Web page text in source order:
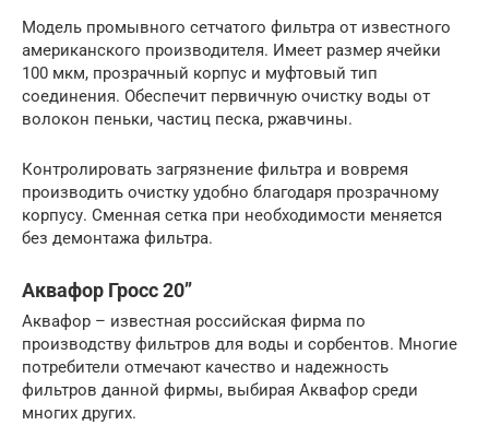
Модель промывного сетчатого фильтра от известного
американского производителя. Имеет размер ячейки
100 мкм, прозрачный корпус и муфтовый тип
соединения. Обеспечит первичную очистку воды от
волокон пеньки, частиц песка, ржавчины.
Контролировать загрязнение фильтра и вовремя
производить очистку удобно благодаря прозрачному
корпусу. Сменная сетка при необходимости меняется
без демонтажа фильтра.
Аквафор Гросс 20’’
Аквафор – известная российская фирма по
производству фильтров для воды и сорбентов. Многие
потребители отмечают качество и надежность
фильтров данной фирмы, выбирая Аквафор среди
многих других.